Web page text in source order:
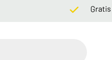
Gratis